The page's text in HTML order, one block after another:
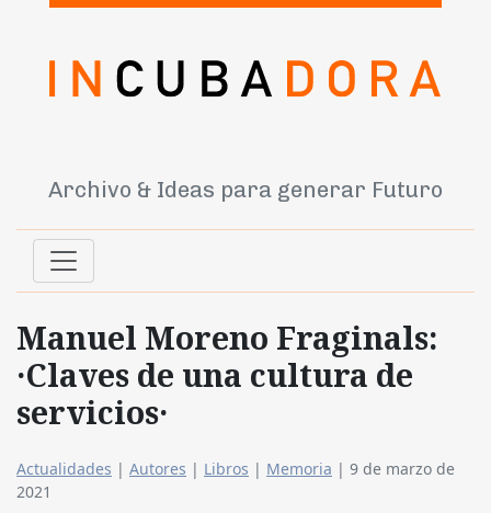
Archivo & Ideas para generar Futuro
Manuel Moreno Fraginals:
·Claves de una cultura de
servicios·
Actualidades | Autores | Libros | Memoria | 9 de marzo de
2021